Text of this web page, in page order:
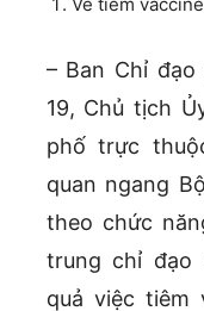
– Ban Chỉ
19, Chủ tịch
phố trực
quan ngang
theo chức
trung chỉ đạo
quả việc tiêm